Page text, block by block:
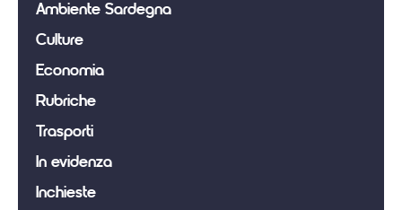
Ambiente Sardegna
Culture
Economia
Rubriche
Trasporti
In evidenza
Inchieste